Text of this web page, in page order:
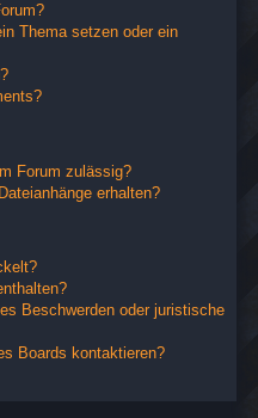
Thema setzen oder ein
Forum zulässig?
erhalten?
Beschwerden oder juristische
Boards kontaktieren?